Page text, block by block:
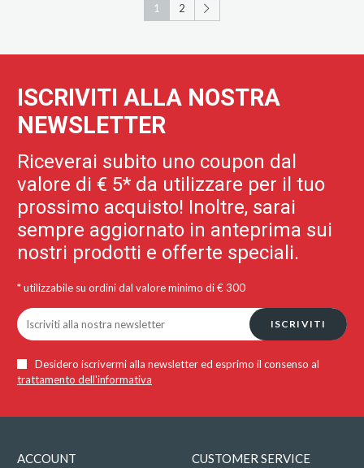
1 2
ISCRIVITI ALLA NOSTRA
NEWSLETTER
Riceverai subito uno coupon dal
valore di € 5* da utilizzare per il tuo
prossimo acquisto! Inoltre, sarai
sempre aggiornato in anteprima sui
nostri prodotti e offerte speciali.
* utilizzabile su ordini dal valore minimo di € 300
ISCRIVITI
Desidero iscrivermi alla newsletter ed esprimo il consenso al
trattamento dell'informativa
ACCOUNT CUSTOMER SERVICE